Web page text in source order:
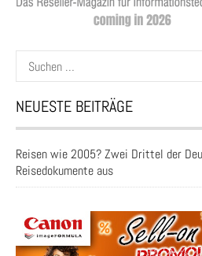
Suchen
nach:
NEUESTE BEITRÄGE
Reisen wie 2005? Zwei Drittel der
Reisedokumente aus